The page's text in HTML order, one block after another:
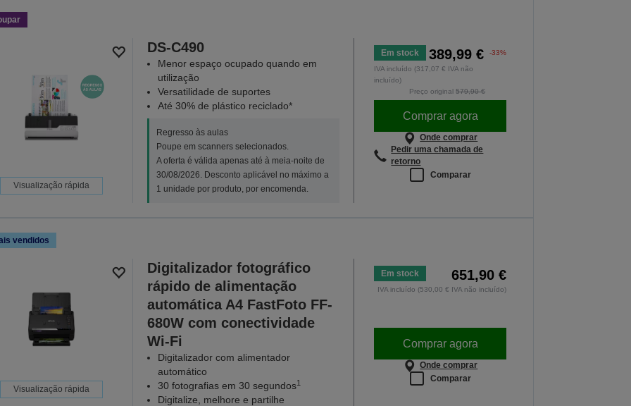
Visualização rápida
DS-C490
Menor espaço ocupado quando em
utilização
Versatilidade de suportes
Até 30% de plástico reciclado*
Regresso às aulas
Poupe em scanners selecionados.
A oferta é válida apenas até à meia-noite de
30/08/2026. Desconto aplicável no máximo a
1 unidade por produto, por encomenda.
Em stock 389,99 € -33%
IVA incluído (317,07 € IVA não
incluído)
Preço original579,90 €
Comprar agora
Onde comprar
Pedir uma chamada de
retorno
Comparar
vendidos
Visualização rápida
Digitalizador fotográfico
rápido de alimentação
automática A4 FastFoto FF-
680W com conectividade
Wi-Fi
Digitalizador com alimentador
automático
30 fotografias em 30 segundos1
Digitalize, melhore e partilhe
Em stock 651,90 €
IVA incluído (530,00 € IVA não incluído)
Comprar agora
Onde comprar
Comparar